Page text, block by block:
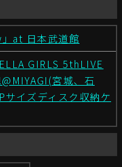
at 日本武道館
GIRLS 5thLIVE
宮城、石
イズディスク収納ケ